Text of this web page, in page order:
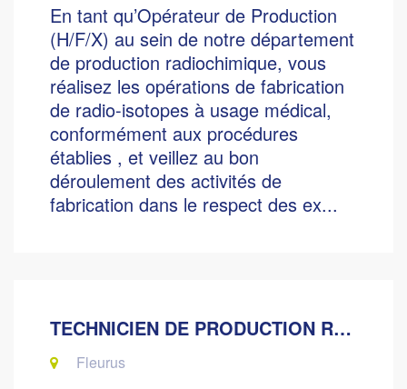
En tant qu’Opérateur de Production
(H/F/X) au sein de notre département
de production radiochimique, vous
réalisez les opérations de fabrication
de radio-isotopes à usage médical,
conformément aux procédures
établies , et veillez au bon
déroulement des activités de
fabrication dans le respect des ex...
TECHNICIEN DE PRODUCTION RADIOPHARMA (H/F/X - CDD 6 MOIS)
Fleurus